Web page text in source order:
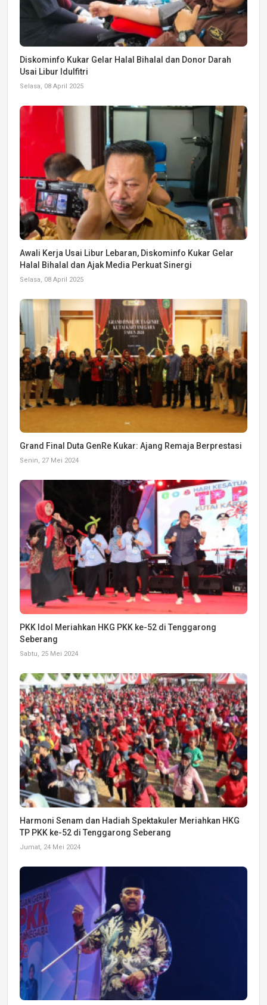
Diskominfo Kukar Gelar Halal Bihalal dan Donor Darah
Usai Libur Idulfitri
Selasa, 08 April 2025
Awali Kerja Usai Libur Lebaran, Diskominfo Kukar Gelar
Halal Bihalal dan Ajak Media Perkuat Sinergi
Selasa, 08 April 2025
Grand Final Duta GenRe Kukar: Ajang Remaja Berprestasi
Senin, 27 Mei 2024
PKK Idol Meriahkan HKG PKK ke-52 di Tenggarong
Seberang
Sabtu, 25 Mei 2024
Harmoni Senam dan Hadiah Spektakuler Meriahkan HKG
TP PKK ke-52 di Tenggarong Seberang
Jumat, 24 Mei 2024